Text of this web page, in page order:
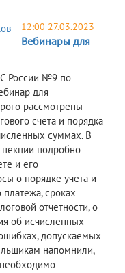
12:00 27.03.2023
Вебинары для
России №9 по
для
рассмотрены
счета и порядка
суммах. В
подробно
и его
о порядке учета и
сроках
отчетности, о
об исчисленных
допускаемых
напомнили,